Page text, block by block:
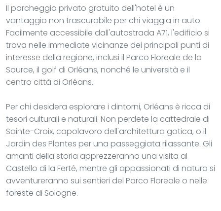
Il parcheggio privato gratuito dell'hotel è un
vantaggio non trascurabile per chi viaggia in auto.
Facilmente accessibile dall'autostrada A71, l'edificio si
trova nelle immediate vicinanze dei principali punti di
interesse della regione, inclusi il Parco Floreale de la
Source, il golf di Orléans, nonché le università e il
centro città di Orléans.
Per chi desidera esplorare i dintorni, Orléans è ricca di
tesori culturali e naturali. Non perdete la cattedrale di
Sainte-Croix, capolavoro dell'architettura gotica, o il
Jardin des Plantes per una passeggiata rilassante. Gli
amanti della storia apprezzeranno una visita al
Castello di la Ferté, mentre gli appassionati di natura si
avventureranno sui sentieri del Parco Floreale o nelle
foreste di Sologne.